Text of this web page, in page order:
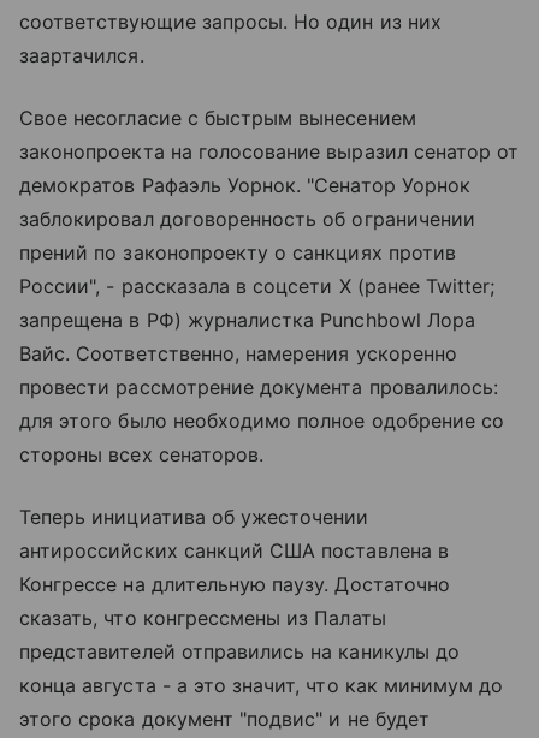
соответствующие запросы. Но один из них
заартачился.
Свое несогласие с быстрым вынесением
законопроекта на голосование выразил сенатор от
демократов Рафаэль Уорнок. "Сенатор Уорнок
заблокировал договоренность об ограничении
прений по законопроекту о санкциях против
России", - рассказала в соцсети X (ранее Twitter;
запрещена в РФ) журналистка Punchbowl Лора
Вайс. Соответственно, намерения ускоренно
провести рассмотрение документа провалилось:
для этого было необходимо полное одобрение со
стороны всех сенаторов.
Теперь инициатива об ужесточении
антироссийских санкций США поставлена в
Конгрессе на длительную паузу. Достаточно
сказать, что конгрессмены из Палаты
представителей отправились на каникулы до
конца августа - а это значит, что как минимум до
этого срока документ "подвис" и не будет